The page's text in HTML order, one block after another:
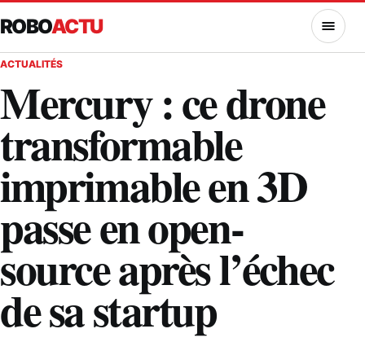
ROBOACTU MENU
ACTUALITÉS
Mercury : ce drone
transformable
imprimable en 3D
passe en open-
source après l’échec
de sa startup